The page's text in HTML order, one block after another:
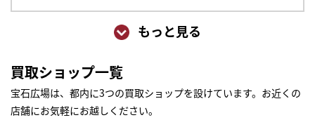
もっと見る
買取ショップ一覧
宝石広場は、都内に3つの買取ショップを設けています。お近くの
店舗にお気軽にお越しください。
かんたん30秒でお試し査定